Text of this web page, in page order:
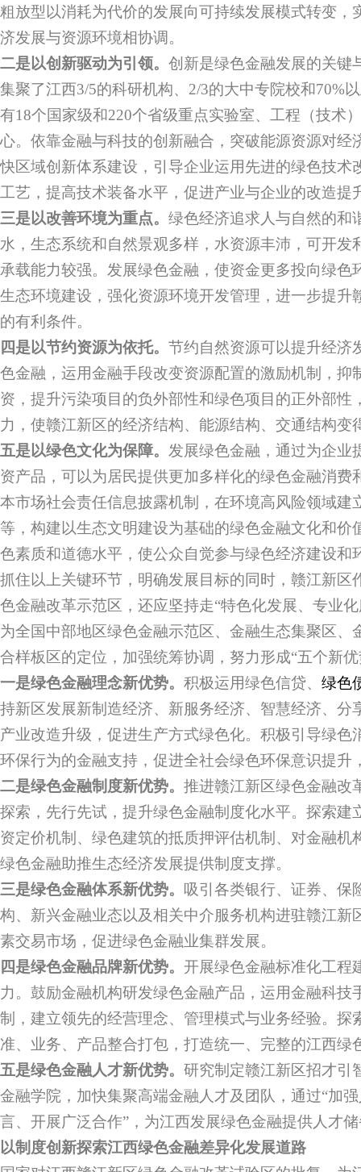
粗放型以消耗为代价的发展向可持续发展模式转变，
济发展与资源环境相协调。
二是以创新驱动为引领。 创新是绿色金融发展的关键
集聚了江西3/5的科研机构、2/3的大中专院校和70%
有18个国家级和220个省级重点实验室、工程（技术
心。依靠金融与科技的创新融合，突破能源资源对经
快区域创新体系建设，引导企业运用先进的绿色技术
工艺，提高技术装备水平，促进产业与企业的改造提
三是以改善环境为重点。 绿色经济追求人与自然的和
水，生态系统和自然景观多样，水资源丰沛，可开发
承载能力较强。发展绿色金融，使资金更多投向绿色
生态环境建设，强化资源环境开发管理，进一步提升
的有利条件。
四是以节约资源为依托。 节约自然资源可以提升经济
色金融，运用金融手段改变资源配置的激励机制，抑
资，提升污染项目的负外部性和绿色项目的正外部性
力，使赣江新区的经济结构、能源结构、交通结构变
五是以绿色文化为保障。 发展绿色金融，通过为企业
资产品，可以为居民提供更加多样化的绿色金融消费
本市场社会责任信息披露机制，在环境高风险领域建
等，构建以生态文明建设为基础的绿色金融文化和价
色素质和道德水平，使公众自觉参与绿色经济建设和
抓住以上关键环节，明确发展目标的同时，赣江新区
色金融改革示范区，还应坚持走“特色化发展、专业
为全国中部地区绿色金融示范区、金融生态集聚区、
合样板区的定位，加强统筹协调，努力形成“五个新优
一是绿色金融理念新优势。 积极运用绿色信贷、 绿色
持新区发展新制造经济、新服务经济、智慧经济、分
产业改造升级，促进生产方式绿色化。积极引导绿色
环保行为的金融支持，促进全社会绿色环保意识提升
二是绿色金融制度新优势。 推进赣江新区绿色金融改
探索，先行先试，提升绿色金融制度化水平。探索建
资定价机制、绿色建筑的抵质押评估机制、对金融机
绿色金融助推生态经济发展提供制度支撑。
三是绿色金融体系新优势。 吸引各类银行、证券、保
构、新兴金融业态以及相关中介服务机构进驻赣江新
素交易市场，促进绿色金融业集群发展。
四是绿色金融品牌新优势。 开展绿色金融标准化工程
力。鼓励金融机构研发绿色金融产品，运用金融科技
制，建立领先的经营理念、管理模式与业务经验。探
准、业务、产品整合打包，打造统一、完整的江西绿
五是绿色金融人才新优势。 研究制定赣江新区招才引
金融学院，加快集聚高端金融人才及团队，通过“加
言、开展广泛合作”，为江西发展绿色金融提供人才
以制度创新探索江西绿色金融差异化发展道路